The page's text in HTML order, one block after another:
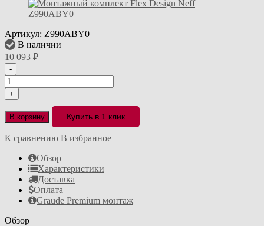
Артикул: Z990ABY0
В наличии
10 093 ₽
-
+
В корзину Купить в 1 клик
К сравнению В избранное
Обзор
Характеристики
Доставка
Оплата
Graude Premium монтаж
Обзор